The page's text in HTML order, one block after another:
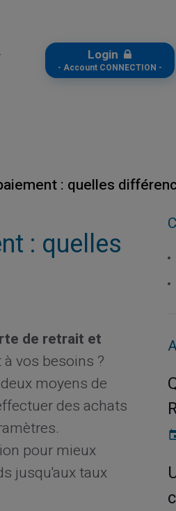
Login
- Account CONNECTION -
: quelles
: quelles
de retrait et
vos besoins ?
moyens de
des achats
pour mieux
jusqu'aux taux